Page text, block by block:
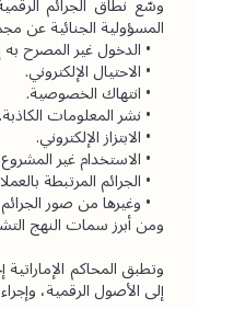
المسؤولية الجنائية عن
الدخول غير المصرح به
الاحتيال الإلكتروني.
انتهاك الخصوصية.
نشر المعلومات الكاذبة.
الابتزاز الإلكتروني.
الاستخدام غير
الجرائم المرتبطة
وغيرها من صور
ومن أبرز سمات النهج
إلى الأصول الرقمية،